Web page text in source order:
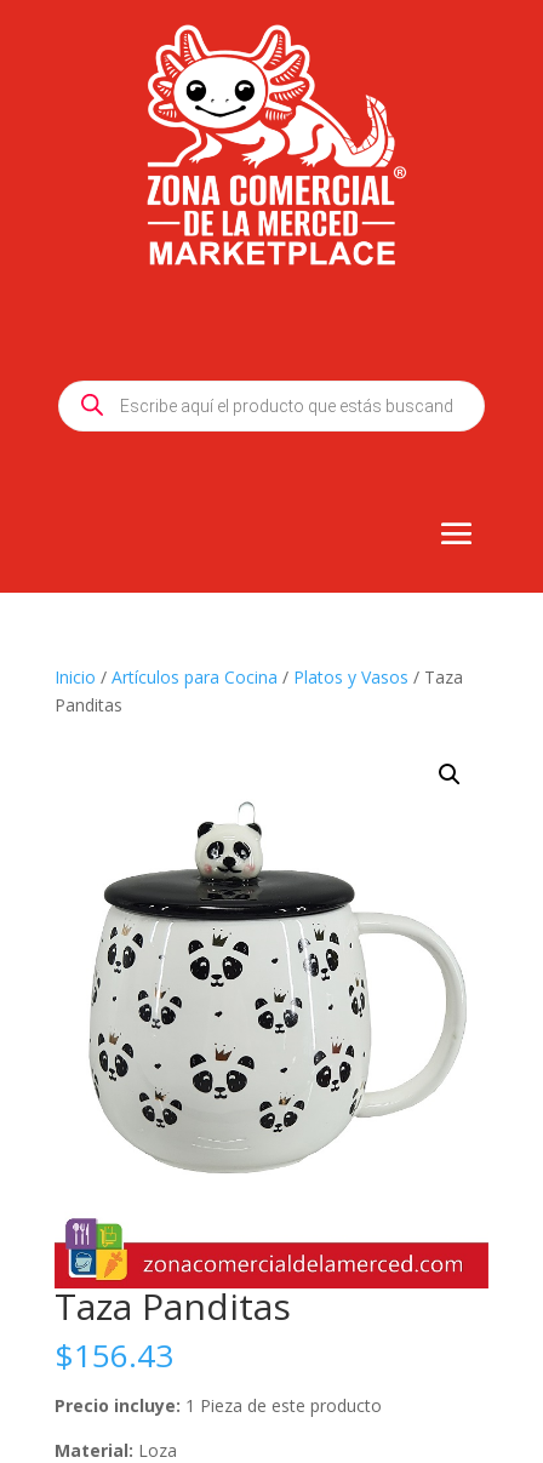
Products
search
Inicio / Artículos para Cocina / Platos y Vasos / Taza
Panditas
Taza Panditas
$156.43
Precio incluye: 1 Pieza de este producto
Material: Loza